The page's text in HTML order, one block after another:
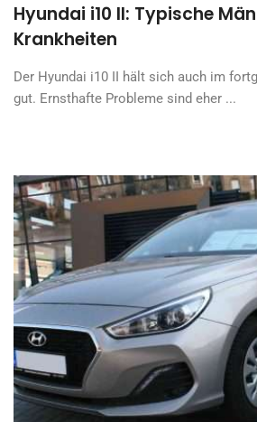
Hyundai i10 II: Typische
Krankheiten
Der Hyundai i10 II hält sich auch im
gut. Ernsthafte Probleme sind eher ...